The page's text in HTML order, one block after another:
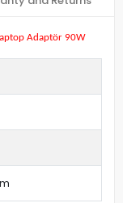
Adaptör 90W